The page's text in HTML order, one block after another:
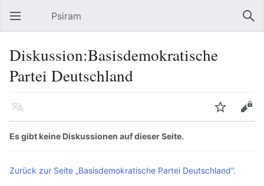
Hauptmenü öffnen Psiram
Diskussion:Basisdemokratische
Partei Deutschland
Sprache Beobachten Bearbeiten
Es gibt keine Diskussionen auf dieser Seite.
Zurück zur Seite „Basisdemokratische Partei Deutschland“.